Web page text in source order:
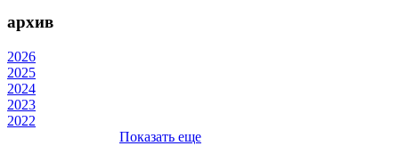
архив
2026
2025
2024
2023
2022
Показать еще